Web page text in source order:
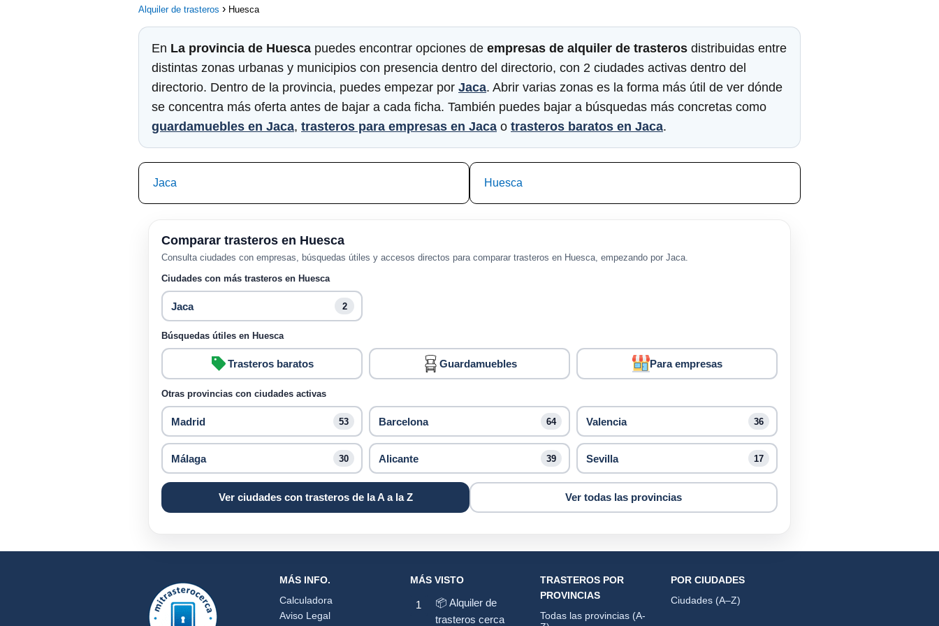
Alquiler de trasteros Huesca
En La provincia de Huesca puedes encontrar opciones de empresas de alquiler de trasteros distribuidas entre
distintas zonas urbanas y municipios con presencia dentro del directorio, con 2 ciudades activas dentro del
directorio. Dentro de la provincia, puedes empezar por Jaca. Abrir varias zonas es la forma más útil de ver dónde
se concentra más oferta antes de bajar a cada ficha. También puedes bajar a búsquedas más concretas como
guardamuebles en Jaca, trasteros para empresas en Jaca o trasteros baratos en Jaca.
Jaca Huesca
Comparar trasteros en Huesca
Consulta ciudades con empresas, búsquedas útiles y accesos directos para comparar trasteros en Huesca, empezando por Jaca.
Ciudades con más trasteros en Huesca
Jaca 2
Búsquedas útiles en Huesca
Trasteros baratos Guardamuebles Para empresas
Otras provincias con ciudades activas
Madrid 53 Barcelona 64 Valencia 36
Málaga 30 Alicante 39 Sevilla 17
Ver ciudades con trasteros de la A a la Z Ver todas las provincias
MÁS INFO.
Calculadora
Aviso Legal
MÁS VISTO
📦 Alquiler de
trasteros cerca
TRASTEROS POR
PROVINCIAS
Todas las provincias (A-
POR CIUDADES
Ciudades (A–Z)